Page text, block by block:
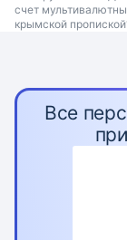
счет
крымской
Все